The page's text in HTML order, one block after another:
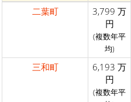
二葉町
3,799 万
円
(複数年平
均)
三和町
6,193 万
円
(複数年平